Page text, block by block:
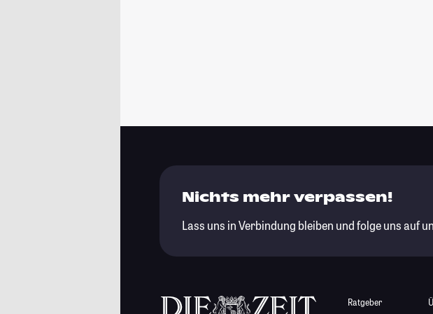
Nichts mehr verpassen!
Lass uns in Verbindung bleiben und folge uns auf
Ratgeber